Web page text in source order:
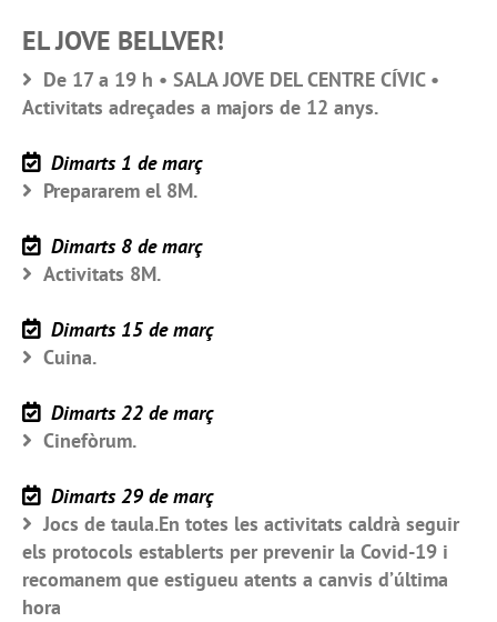
EL JOVE BELLVER!
De 17 a 19 h • SALA JOVE DEL CENTRE CÍVIC •
Activitats adreçades a majors de 12 anys.
Dimarts 1 de març
Prepararem el 8M.
Dimarts 8 de març
Activitats 8M.
Dimarts 15 de març
Cuina.
Dimarts 22 de març
Cinefòrum.
Dimarts 29 de març
Jocs de taula.En totes les activitats caldrà seguir
els protocols establerts per prevenir la Covid-19 i
recomanem que estigueu atents a canvis d’última
hora